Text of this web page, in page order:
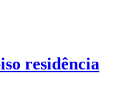
residência